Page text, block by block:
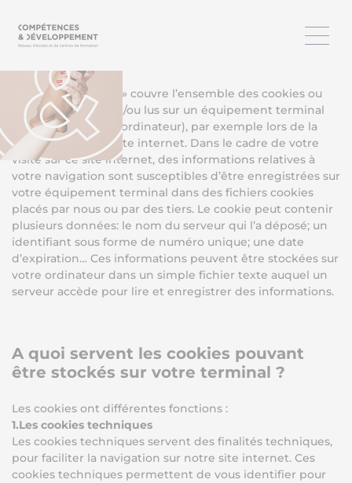
Le terme « cookies » couvre l’ensemble des cookies ou
traceurs déposés et/ou lus sur un équipement terminal
(notamment votre ordinateur), par exemple lors de la
consultation d’un site internet. Dans le cadre de votre
visite sur ce site internet, des informations relatives à
votre navigation sont susceptibles d’être enregistrées sur
votre équipement terminal dans des fichiers cookies
placés par nous ou par des tiers. Le cookie peut contenir
plusieurs données: le nom du serveur qui l’a déposé; un
identifiant sous forme de numéro unique; une date
d’expiration… Ces informations peuvent être stockées sur
votre ordinateur dans un simple fichier texte auquel un
serveur accède pour lire et enregistrer des informations.
A quoi servent les cookies pouvant
être stockés sur votre terminal ?
Les cookies ont différentes fonctions :
1.Les cookies techniques
Les cookies techniques servent des finalités techniques,
pour faciliter la navigation sur notre site internet. Ces
cookies techniques permettent de vous identifier pour